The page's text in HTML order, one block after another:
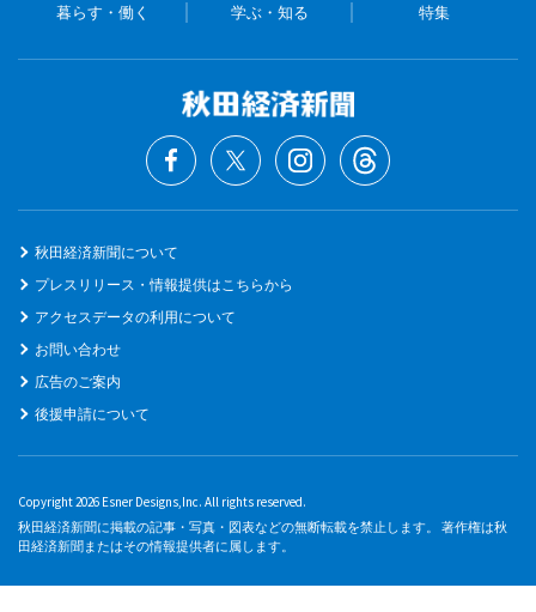
暮らす・働く 学ぶ・知る 特集
秋田経済新聞について
プレスリリース・情報提供はこちらから
アクセスデータの利用について
お問い合わせ
広告のご案内
後援申請について
Copyright 2026 Esner Designs,Inc. All rights reserved.
秋田経済新聞に掲載の記事・写真・図表などの無断転載を禁止します。 著作権は秋
田経済新聞またはその情報提供者に属します。